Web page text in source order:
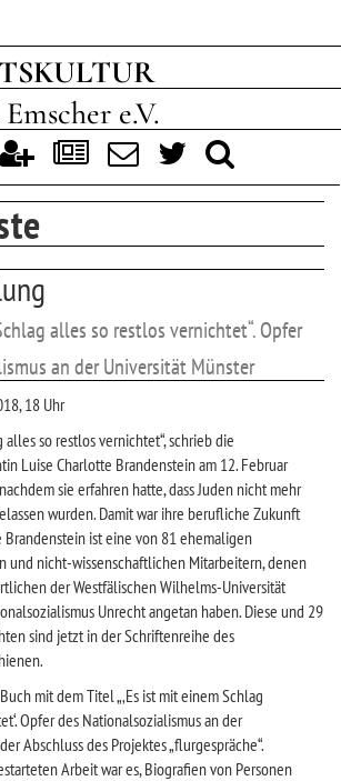
e.V.
alles so restlos vernichtet“. Opfer
an der Universität Münster
18 Uhr
alles so restlos vernichtet“, schrieb die
Luise Charlotte Brandenstein am 12. Februar
sie erfahren hatte, dass Juden nicht mehr
wurden. Damit war ihre berufliche Zukunft
Brandenstein ist eine von 81 ehemaligen
und nicht-wissenschaftlichen Mitarbeitern, denen
der Westfälischen Wilhelms-Universität
Unrecht angetan haben. Diese und 29
sind jetzt in der Schriftenreihe des
mit dem Titel „‚Es ist mit einem Schlag
Opfer des Nationalsozialismus an der
Abschluss des Projektes „flurgespräche“.
Arbeit war es, Biografien von Personen